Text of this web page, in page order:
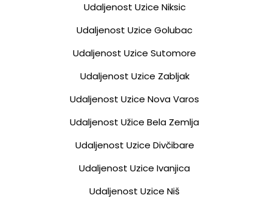
Udaljenost Uzice Niksic
Udaljenost Uzice Golubac
Udaljenost Uzice Sutomore
Udaljenost Uzice Zabljak
Udaljenost Uzice Nova Varos
Udaljenost Užice Bela Zemlja
Udaljenost Uzice Divčibare
Udaljenost Uzice Ivanjica
Udaljenost Uzice Niš